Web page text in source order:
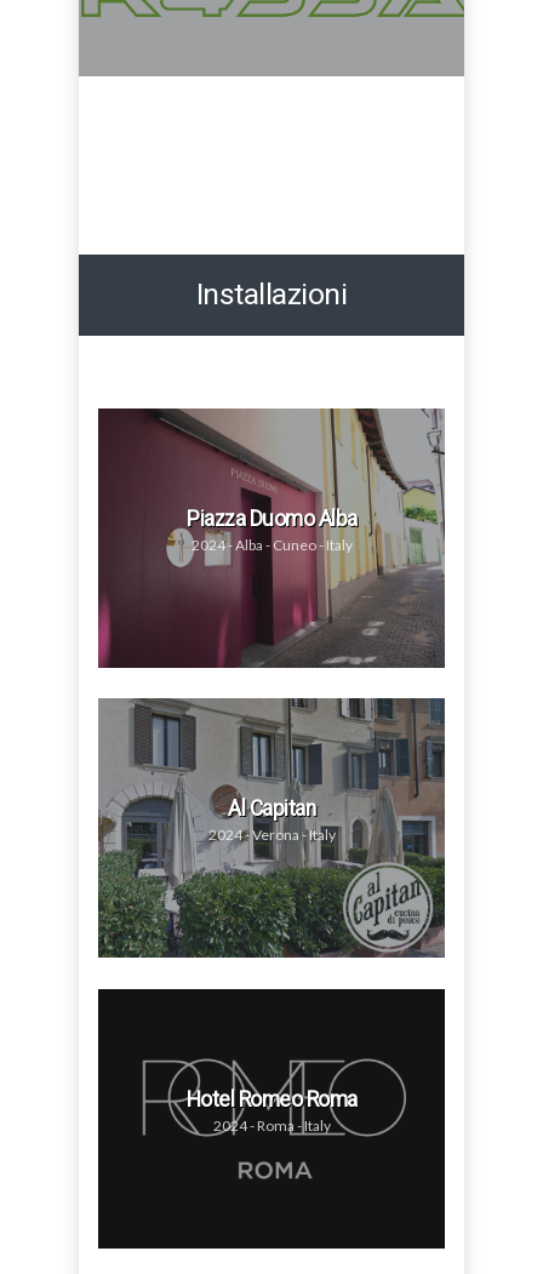
Installazioni
Piazza Duomo Alba
2024 - Alba - Cuneo - Italy
Al Capitan
2024 - Verona - Italy
Hotel Romeo Roma
2024 - Roma - Italy